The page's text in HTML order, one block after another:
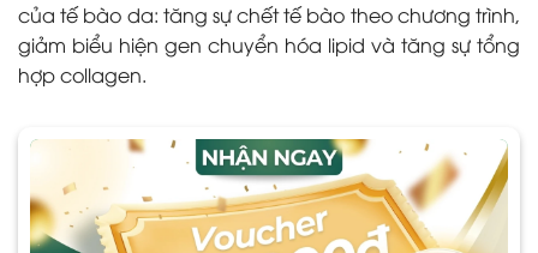
của tế bào da: tăng sự chết tế bào theo chương trình,
giảm biểu hiện gen chuyển hóa lipid và tăng sự tổng
hợp collagen.